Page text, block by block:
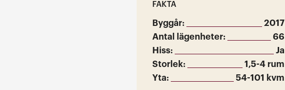
FAKTA
Byggår:
2017
Antal lägenheter:
66
Hiss:
Ja
Storlek:
1,5-4 rum
Yta:
54-101 kvm